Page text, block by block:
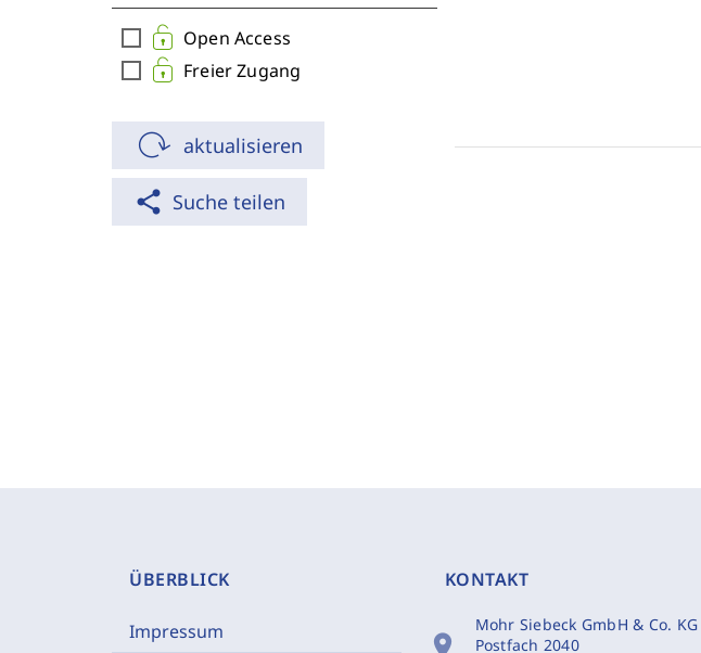
check_box_outline_blank Open Access
check_box_outline_blank Freier Zugang
aktualisieren
share Suche teilen
ÜBERBLICK
Impressum
KONTAKT
location_on
Mohr Siebeck GmbH & Co. KG
Postfach 2040